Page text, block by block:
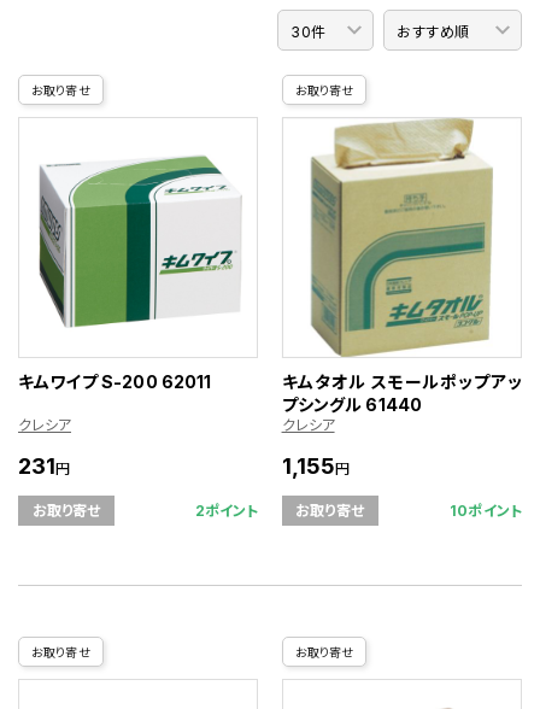
お取り寄せ
キムワイプ S-200 62011
クレシア
231円
お取り寄せ 2ポイント
お取り寄せ
キムタオル スモールポップアッ
プシングル 61440
クレシア
1,155円
お取り寄せ 10ポイント
お取り寄せ お取り寄せ